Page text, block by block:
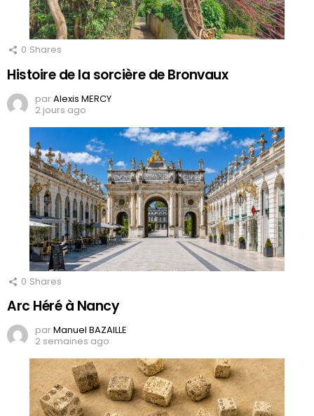
0 Shares
Histoire de la sorcière de Bronvaux
parAlexis MERCY
2 jours ago
0 Shares
Arc Héré à Nancy
parManuel BAZAILLE
2 semaines ago